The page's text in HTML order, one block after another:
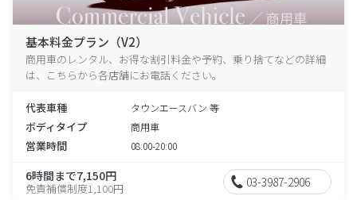
基本料金プラン（V2）
商用車のレンタル、お得な割引料金や予約、乗り捨てなどの詳細
は、こちらから各店舗にお電話ください。
代表車種 タウンエースバン 等
ボディタイプ 商用車
営業時間 08:00-20:00
6時間まで7,150円
免責補償制度1,100円 03-3987-2906